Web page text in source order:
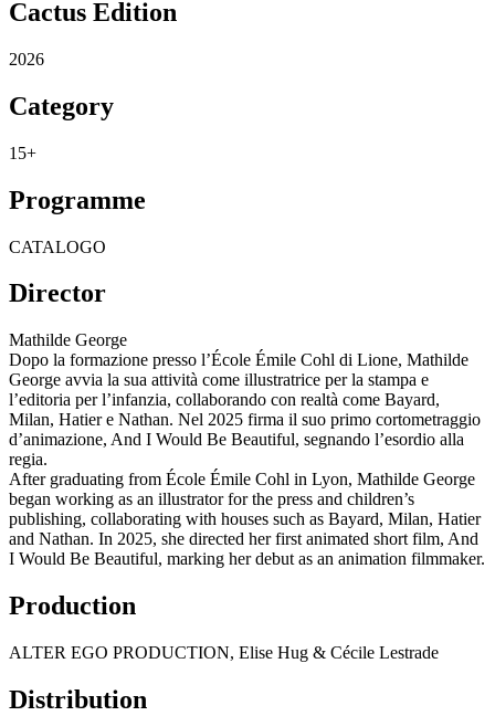
Cactus Edition
2026
Category
15+
Programme
CATALOGO
Director
Mathilde George
Dopo la formazione presso l’École Émile Cohl di Lione, Mathilde
George avvia la sua attività come illustratrice per la stampa e
l’editoria per l’infanzia, collaborando con realtà come Bayard,
Milan, Hatier e Nathan. Nel 2025 firma il suo primo cortometraggio
d’animazione, And I Would Be Beautiful, segnando l’esordio alla
regia.
After graduating from École Émile Cohl in Lyon, Mathilde George
began working as an illustrator for the press and children’s
publishing, collaborating with houses such as Bayard, Milan, Hatier
and Nathan. In 2025, she directed her first animated short film, And
I Would Be Beautiful, marking her debut as an animation filmmaker.
Production
ALTER EGO PRODUCTION, Elise Hug & Cécile Lestrade
Distribution